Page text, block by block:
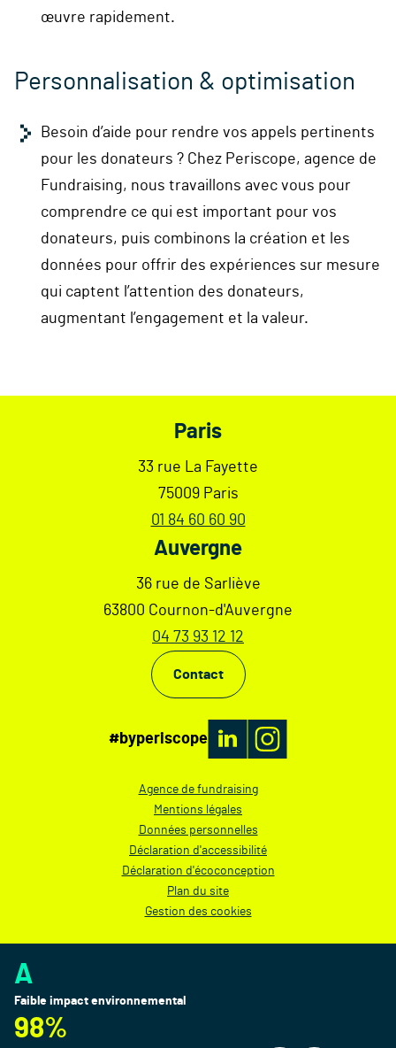
œuvre rapidement.
Personnalisation & optimisation
Besoin d’aide pour rendre vos appels pertinents
pour les donateurs ? Chez Periscope, agence de
Fundraising, nous travaillons avec vous pour
comprendre ce qui est important pour vos
donateurs, puis combinons la création et les
données pour offrir des expériences sur mesure
qui captent l’attention des donateurs,
augmentant l’engagement et la valeur.
Paris
33 rue La Fayette
75009 Paris
01 84 60 60 90
Auvergne
36 rue de Sarliève
63800 Cournon-d'Auvergne
04 73 93 12 12
Contact
#byperiscope
Agence de fundraising
Mentions légales
Données personnelles
Déclaration d'accessibilité
Déclaration d'écoconception
Plan du site
Gestion des cookies
A
Faible impact environnemental
98%